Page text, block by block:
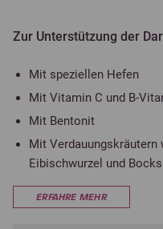
Zur Unterstützung der
Mit speziellen Hefen
Mit Vitamin C und B-
Mit Bentonit
Mit Verdauungskräutern
Eibischwurzel und
ERFAHRE MEHR